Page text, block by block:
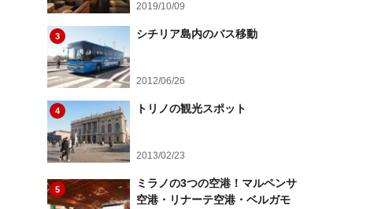
2019/10/09
3 シチリア島内のバス移動
2012/06/26
4 トリノの観光スポット
2013/02/23
5
ミラノの3つの空港！マルペンサ
空港・リナーテ空港・ベルガモ